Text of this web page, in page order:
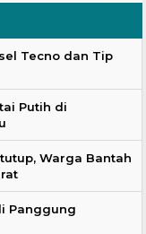
Tecno dan Tip
Putih di
Warga Bantah
Panggung